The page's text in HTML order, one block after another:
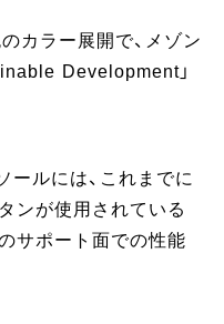
カラー展開で、メゾン
Development」
ルには、これまでに
ンが使用されている
サポート面での性能